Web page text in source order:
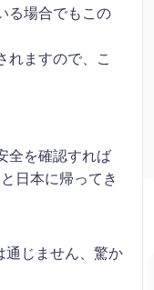
る場合でもこの
れますので、こ
全を確認すれば
日本に帰ってき
通じません、驚か